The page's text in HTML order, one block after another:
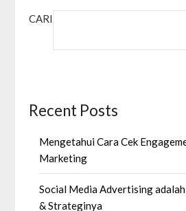
CARI
Recent Posts
Mengetahui Cara Cek
Marketing
Social Media Advertising
& Strateginya